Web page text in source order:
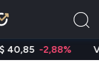
-2,88%